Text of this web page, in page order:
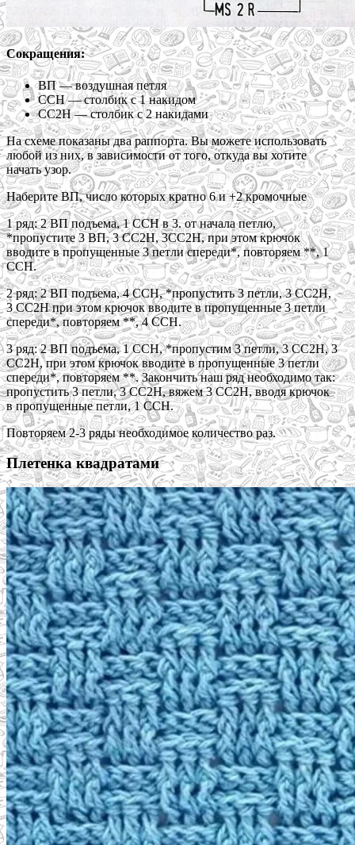
Сокращения:
ВП — воздушная петля
ССН — столбик с 1 накидом
СС2Н — столбик с 2 накидами
На схеме показаны два раппорта. Вы можете использовать
любой из них, в зависимости от того, откуда вы хотите
начать узор.
Наберите ВП, число которых кратно 6 и +2 кромочные
1 ряд: 2 ВП подъема, 1 ССН в 3. от начала петлю,
*пропустите 3 ВП, 3 СС2Н, 3СС2Н, при этом крючок
вводите в пропущенные 3 петли спереди*, повторяем **, 1
ССН.
2 ряд: 2 ВП подъема, 4 ССН, *пропустить 3 петли, 3 СС2Н,
3 СС2Н при этом крючок вводите в пропущенные 3 петли
спереди*, повторяем **, 4 ССН.
3 ряд: 2 ВП подъема, 1 ССН, *пропустим 3 петли, 3 СС2Н, 3
СС2Н, при этом крючок вводите в пропущенные 3 петли
спереди*, повторяем **. Закончить наш ряд необходимо так:
пропустить 3 петли, 3 СС2Н, вяжем 3 СС2Н, вводя крючок
в пропущенные петли, 1 ССН.
Повторяем 2-3 ряды необходимое количество раз.
Плетенка квадратами